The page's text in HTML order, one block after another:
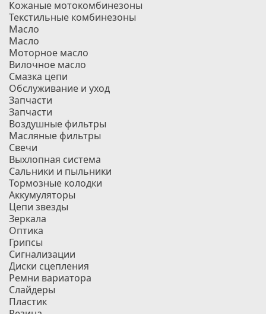
Кожаные мотокомбинезоны
Текстильные комбинезоны
Масло
Масло
Моторное масло
Вилочное масло
Смазка цепи
Обслуживание и уход
Запчасти
Запчасти
Воздушные фильтры
Масляные фильтры
Свечи
Выхлопная система
Сальники и пыльники
Тормозные колодки
Аккумуляторы
Цепи звезды
Зеркала
Оптика
Грипсы
Сигнализации
Диски сцепления
Ремни вариатора
Слайдеры
Пластик